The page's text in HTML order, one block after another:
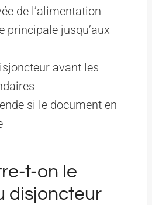
de l’alimentation
principale jusqu’aux
avant les
si le document en
t-on le
disjoncteur